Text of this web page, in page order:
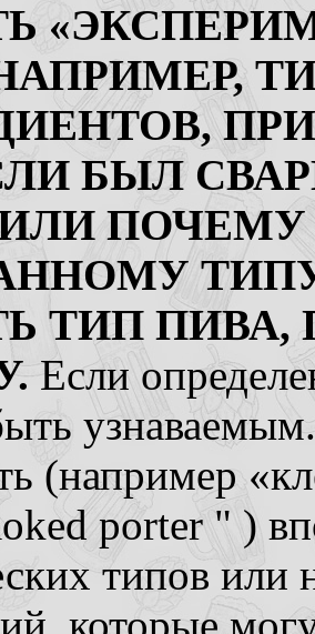
БЫЛ
ТИП
Если
(например
porter " )
типов или